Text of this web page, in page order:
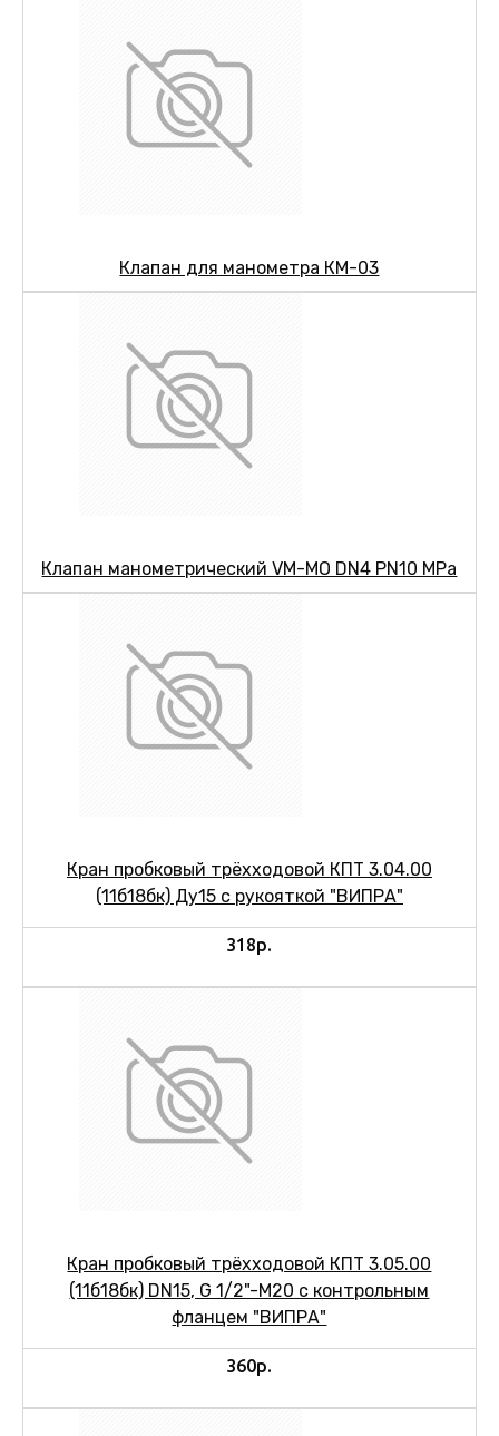
Клапан для манометра КМ-03
Клапан манометрический VM-МО DN4 PN10 MPa
Кран пробковый трёхходовой КПТ 3.04.00
(11б18бк) Ду15 с рукояткой "ВИПРА"
318р.
Кран пробковый трёхходовой КПТ 3.05.00
(11б18бк) DN15, G 1/2"-M20 с контрольным
фланцем "ВИПРА"
360р.